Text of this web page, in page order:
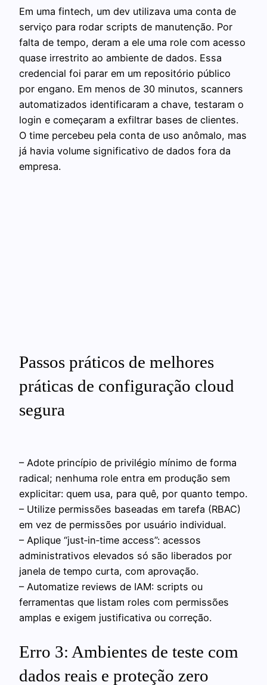
Em uma fintech, um dev utilizava uma conta de
serviço para rodar scripts de manutenção. Por
falta de tempo, deram a ele uma role com acesso
quase irrestrito ao ambiente de dados. Essa
credencial foi parar em um repositório público
por engano. Em menos de 30 minutos, scanners
automatizados identificaram a chave, testaram o
login e começaram a exfiltrar bases de clientes.
O time percebeu pela conta de uso anômalo, mas
já havia volume significativo de dados fora da
empresa.
Passos práticos de melhores
práticas de configuração cloud
segura
– Adote princípio de privilégio mínimo de forma
radical; nenhuma role entra em produção sem
explicitar: quem usa, para quê, por quanto tempo.
– Utilize permissões baseadas em tarefa (RBAC)
em vez de permissões por usuário individual.
– Aplique “just‑in‑time access”: acessos
administrativos elevados só são liberados por
janela de tempo curta, com aprovação.
– Automatize reviews de IAM: scripts ou
ferramentas que listam roles com permissões
amplas e exigem justificativa ou correção.
Erro 3: Ambientes de teste com
dados reais e proteção zero